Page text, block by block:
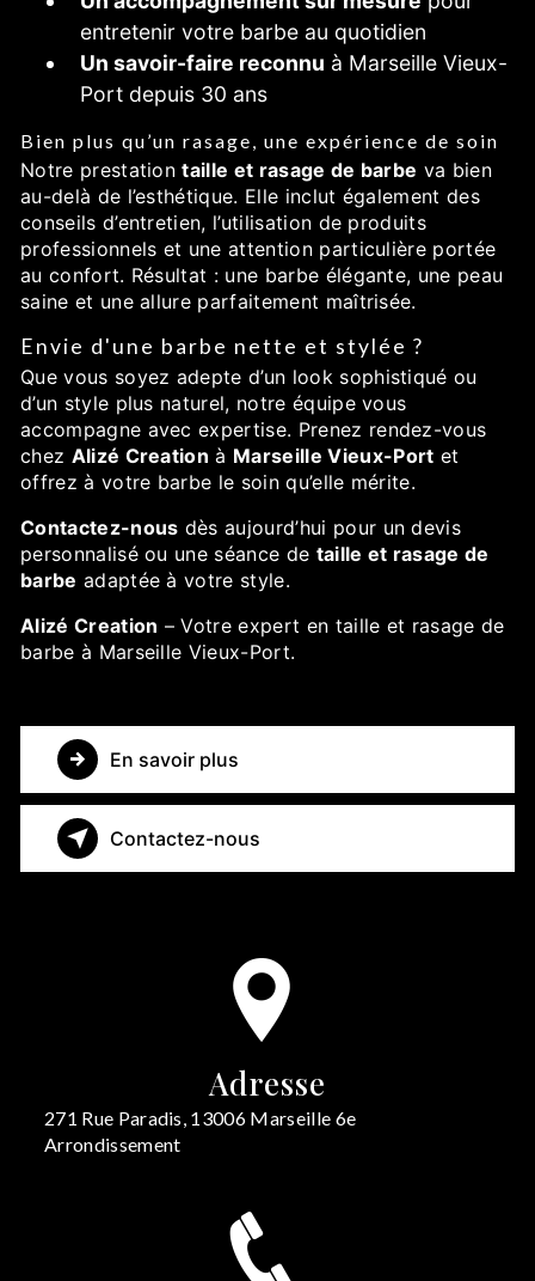
entretenir votre barbe au quotidien
Un savoir-faire reconnu à Marseille Vieux-
Port depuis 30 ans
Bien plus qu’un rasage, une expérience de soin
Notre prestationtaille et rasage de barbe va bien
au-delà de l’esthétique. Elle inclut également des
conseils d’entretien, l’utilisation de produits
professionnels et une attention particulière portée
au confort. Résultat : une barbe élégante, une peau
saine et une allure parfaitement maîtrisée.
Envie d'une barbe nette et stylée ?
Que vous soyez adepte d’un look sophistiqué ou
d’un style plus naturel, notre équipe vous
accompagne avec expertise. Prenez rendez-vous
chez Alizé Creation à Marseille Vieux-Port et
offrez à votre barbe le soin qu’elle mérite.
Contactez-nous dès aujourd’hui pour un devis
personnalisé ou une séance de taille et rasage de
barbe adaptée à votre style.
Alizé Creation – Votre expert en taille et rasage de
barbe à Marseille Vieux-Port.
En savoir plus
Contactez-nous
Adresse
271 Rue Paradis, 13006 Marseille 6e
Arrondissement